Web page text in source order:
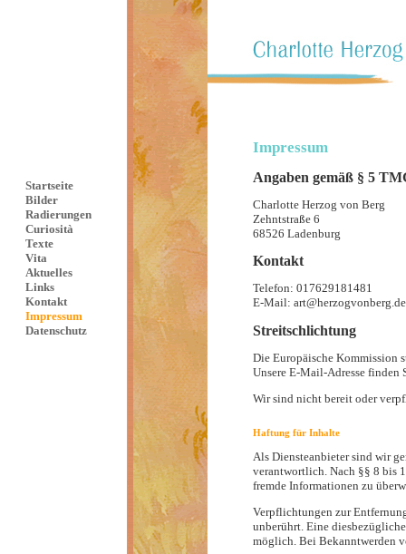
Startseite
Bilder
Radierungen
Curiosità
Texte
Vita
Aktuelles
Links
Kontakt
Impressum
Datenschutz
Impressum
Angaben gemäß § 5
Charlotte Herzog von Berg
Zehntstraße 6
68526 Ladenburg
Kontakt
Telefon: 017629181481
E-Mail: art@herzogvonberg.de
Streitschlichtung
Die Europäische Kommission
Unsere E-Mail-Adresse finden
Wir sind nicht bereit oder
Haftung für Inhalte
Als Diensteanbieter sind wir
verantwortlich. Nach §§ 8 bis
fremde Informationen zu
Verpflichtungen zur
unberührt. Eine
möglich. Bei Bekanntwerden